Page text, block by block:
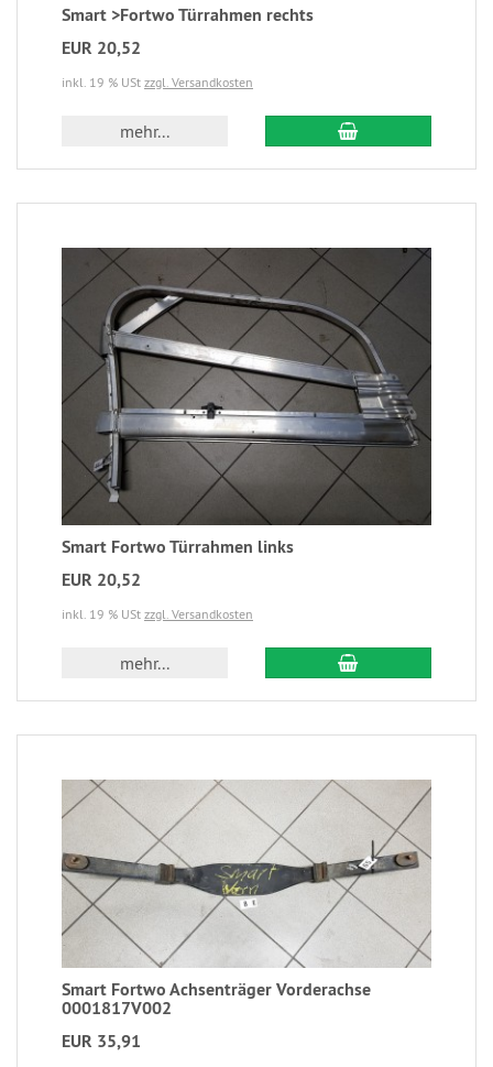
Smart >Fortwo Türrahmen rechts
EUR 20,52
inkl. 19 % USt zzgl. Versandkosten
mehr...
Smart Fortwo Türrahmen links
EUR 20,52
inkl. 19 % USt zzgl. Versandkosten
mehr...
Smart Fortwo Achsenträger Vorderachse
0001817V002
EUR 35,91